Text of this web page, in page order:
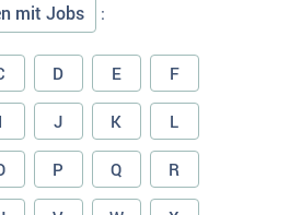
mit Jobs :
D E F
I J K L
P Q R